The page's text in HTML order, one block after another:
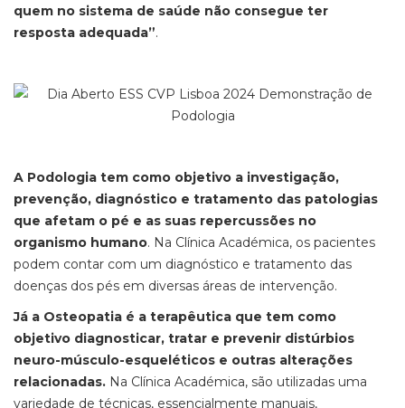
quem no sistema de saúde não consegue ter
resposta adequada”.
A Podologia tem como objetivo a investigação,
prevenção, diagnóstico e tratamento das patologias
que afetam o pé e as suas repercussões no
organismo humano. Na Clínica Académica, os pacientes
podem contar com um diagnóstico e tratamento das
doenças dos pés em diversas áreas de intervenção.
Já a Osteopatia é a terapêutica que tem como
objetivo diagnosticar, tratar e prevenir distúrbios
neuro-músculo-esqueléticos e outras alterações
relacionadas. Na Clínica Académica, são utilizadas uma
variedade de técnicas, essencialmente manuais,